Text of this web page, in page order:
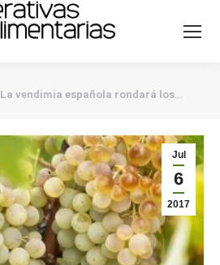
La vendimia española rondará los…
Jul
6
2017